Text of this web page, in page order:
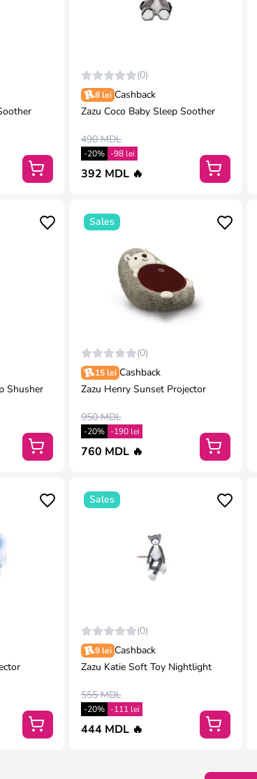
(0)
8 lei Cashback
Zazu Coco Baby Sleep Soother
490 MDL
-20% -98 lei
392 MDL 🔥
Shusher
Sales
(0)
15 lei Cashback
Zazu Henry Sunset Projector
950 MDL
-20% -190 lei
760 MDL 🔥
Sales
(0)
9 lei Cashback
Zazu Katie Soft Toy Nightlight
555 MDL
-20% -111 lei
444 MDL 🔥